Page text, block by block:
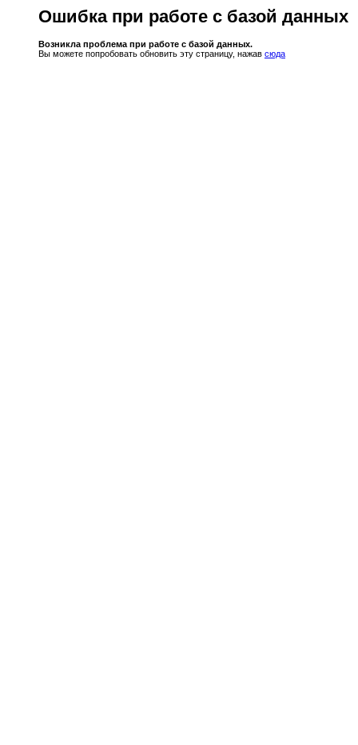
Ошибка при работе с базой данных
Возникла проблема при работе с базой данных.
Вы можете попробовать обновить эту страницу, нажав сюда